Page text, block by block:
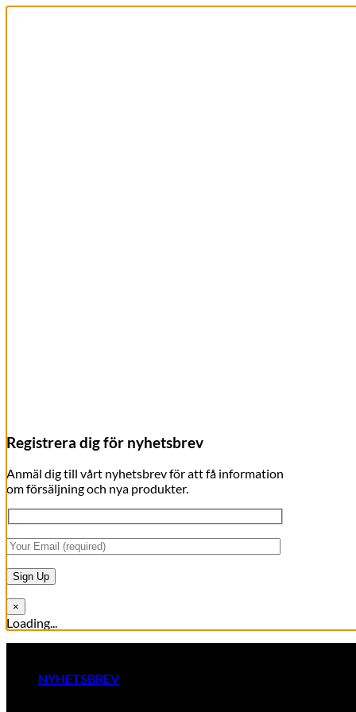
Registrera dig för nyhetsbrev
Anmäl dig till vårt nyhetsbrev för att få information
om försäljning och nya produkter.
×
Loading...
NYHETSBREV